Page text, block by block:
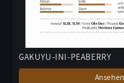
GAKUYU-INI-PEABERRY
Ansehen